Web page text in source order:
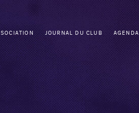
JOURNAL DU CLUB AGENDA